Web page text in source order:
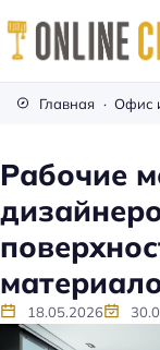
л
ь
а
к
а
Главная Офис
Рабочие
18.05.2026